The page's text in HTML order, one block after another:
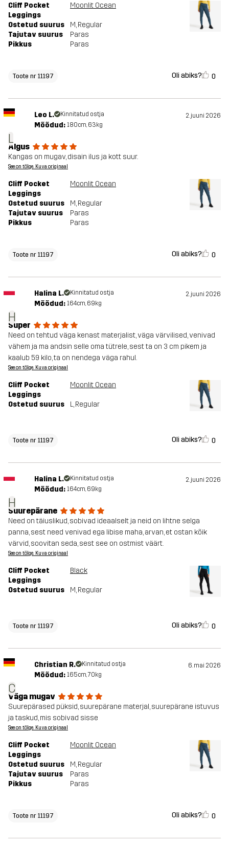
Cliff Pocket
Leggings
Moonlit Ocean
Ostetud suurus M, Regular
Tajutav suurus
Paras
Pikkus
Paras
Toote nr 11197 Oli abiks? 0
L
Leo L. Kinnitatud ostja 2. juuni 2026
Mõõdud: 180cm, 63kg
Algus
Kangas on mugav, disain ilus ja kott suur.
See on tõlge. Kuva originaal
Cliff Pocket
Leggings
Moonlit Ocean
Ostetud suurus M, Regular
Tajutav suurus
Paras
Pikkus
Paras
Toote nr 11197 Oli abiks? 0
H
Halina L. Kinnitatud ostja 2. juuni 2026
Mõõdud: 164cm, 69kg
Super
Need on tehtud väga kenast materjalist, väga värvilised, venivad
vähem ja ma andsin selle oma tütrele, sest ta on 3 cm pikem ja
kaalub 59 kilo, ta on nendega väga rahul.
See on tõlge. Kuva originaal
Cliff Pocket
Leggings
Moonlit Ocean
Ostetud suurus L, Regular
Toote nr 11197 Oli abiks? 0
H
Halina L. Kinnitatud ostja 2. juuni 2026
Mõõdud: 164cm, 69kg
Suurepärane
Need on täiuslikud, sobivad ideaalselt ja neid on lihtne selga
panna, sest need venivad ega libise maha, arvan, et ostan kõik
värvid, soovitan seda, sest see on ostmist väärt.
See on tõlge. Kuva originaal
Cliff Pocket
Leggings
Black
Ostetud suurus M, Regular
Toote nr 11197 Oli abiks? 0
C
Christian R. Kinnitatud ostja 6. mai 2026
Mõõdud: 165cm, 70kg
Väga mugav
Suurepärased püksid, suurepärane materjal, suurepärane istuvus
ja taskud, mis sobivad sisse
See on tõlge. Kuva originaal
Cliff Pocket
Leggings
Moonlit Ocean
Ostetud suurus M, Regular
Tajutav suurus
Paras
Pikkus
Paras
Toote nr 11197 Oli abiks? 0